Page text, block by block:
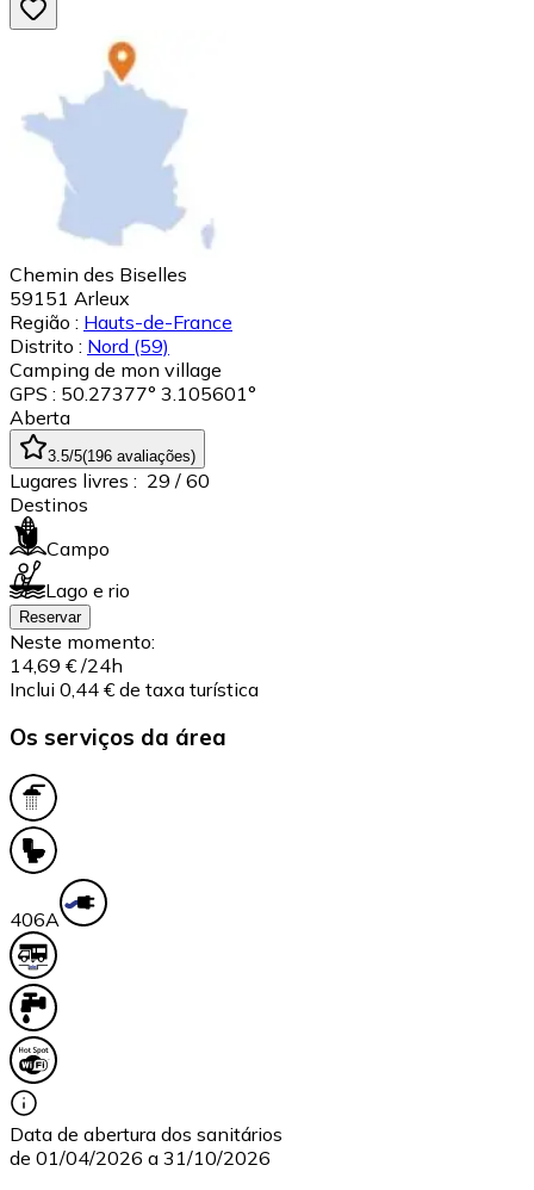
Chemin des Biselles
59151 Arleux
Região : Hauts-de-France
Distrito : Nord (59)
Camping de mon village
GPS : 50.27377° 3.105601°
Aberta
3.5/5(196 avaliações)
Lugares livres : 29 / 60
Destinos
Campo
Lago e rio
Reservar
Neste momento:
14,69 € /24h
Inclui 0,44 € de taxa turística
Os serviços da área
406A
Data de abertura dos sanitários
de 01/04/2026 a 31/10/2026